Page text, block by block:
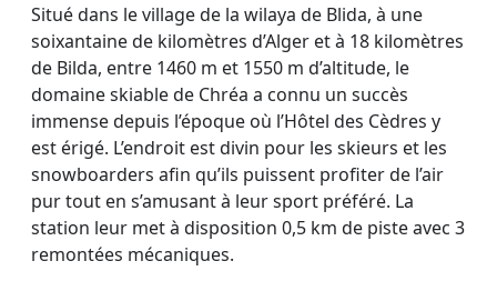
Situé dans le village de la wilaya de Blida, à une
soixantaine de kilomètres d’Alger et à 18 kilomètres
de Bilda, entre 1460 m et 1550 m d’altitude, le
domaine skiable de Chréa a connu un succès
immense depuis l’époque où l’Hôtel des Cèdres y
est érigé. L’endroit est divin pour les skieurs et les
snowboarders afin qu’ils puissent profiter de l’air
pur tout en s’amusant à leur sport préféré. La
station leur met à disposition 0,5 km de piste avec 3
remontées mécaniques.